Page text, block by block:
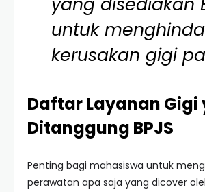
untuk
kerusakan gigi
Daftar Layanan Gigi
Ditanggung BPJS
Penting bagi mahasiswa untuk
perawatan apa saja yang dicover